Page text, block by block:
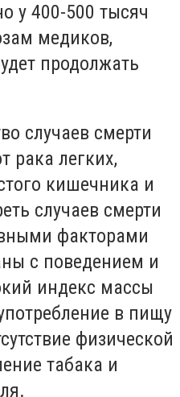
у 400-500 тысяч
медиков,
продолжать
случаев смерти
рака легких,
кишечника и
случаев смерти
факторами
с поведением и
индекс массы
в пищу
физической
табака и